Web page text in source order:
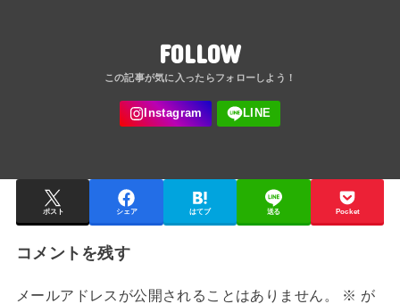
FOLLOW
ポスト シェア はてブ 送る Pocket
コメントを残す
メールアドレスが公開されることはありません。 ※ が